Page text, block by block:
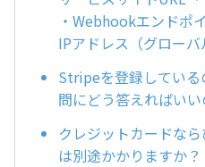
・Webhookエンドポ
IPアドレス（グロー
Stripeを登録してい
問にどう答えればいい
クレジットカードな
は別途かかりますか？